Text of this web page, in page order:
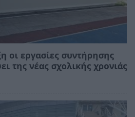
οι εργασίες συντήρησης
της νέας σχολικής χρονιάς